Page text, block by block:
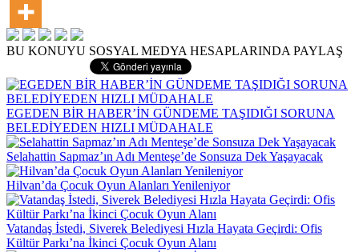
BU KONUYU SOSYAL MEDYA HESAPLARINDA PAYLAŞ
EGEDEN BİR HABER’İN GÜNDEME TAŞIDIĞI SORUNA
BELEDİYEDEN HIZLI MÜDAHALE
Selahattin Sapmaz’ın Adı Menteşe’de Sonsuza Dek Yaşayacak
Hilvan’da Çocuk Oyun Alanları Yenileniyor
Vatandaş İstedi, Siverek Belediyesi Hızla Hayata Geçirdi: Ofis
Kültür Parkı’na İkinci Çocuk Oyun Alanı